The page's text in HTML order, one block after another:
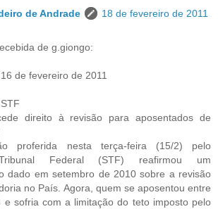
de Andrade
18 de fevereiro de 2011
de g.giongo:
de fevereiro de 2011
direito à revisão para aposentados de
proferida nesta terça-feira (15/2) pelo
Federal (STF) reafirmou um
dado em setembro de 2010 sobre a revisão
no País. Agora, quem se aposentou entre
e sofria com a limitação do teto imposto pelo